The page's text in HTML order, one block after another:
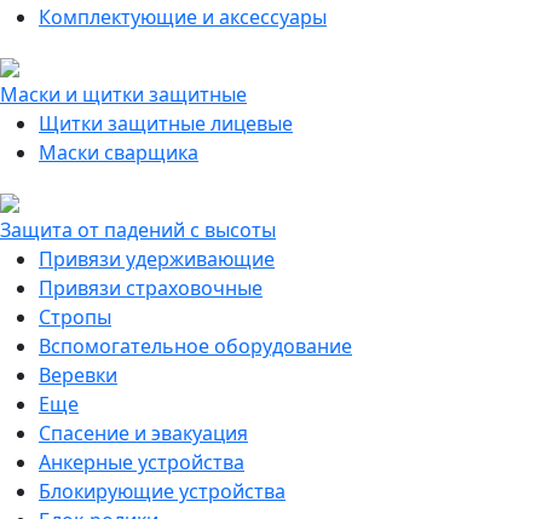
Комплектующие и аксессуары
Маски и щитки защитные
Щитки защитные лицевые
Маски сварщика
Защита от падений с высоты
Привязи удерживающие
Привязи страховочные
Стропы
Вспомогательное оборудование
Веревки
Еще
Спасение и эвакуация
Анкерные устройства
Блокирующие устройства